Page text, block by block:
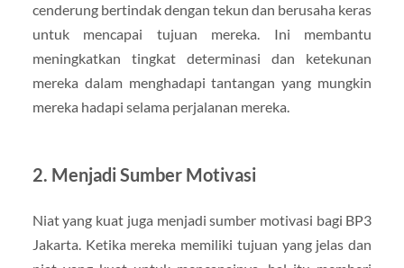
cenderung bertindak dengan tekun dan berusaha keras
untuk mencapai tujuan mereka. Ini membantu
meningkatkan tingkat determinasi dan ketekunan
mereka dalam menghadapi tantangan yang mungkin
mereka hadapi selama perjalanan mereka.
2. Menjadi Sumber Motivasi
Niat yang kuat juga menjadi sumber motivasi bagi BP3
Jakarta. Ketika mereka memiliki tujuan yang jelas dan